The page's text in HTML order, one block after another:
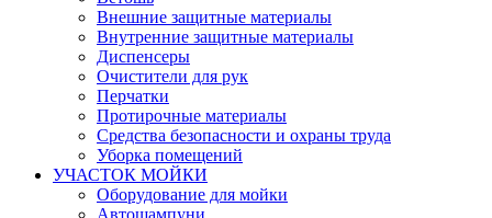
Внешние защитные материалы
Внутренние защитные материалы
Диспенсеры
Очистители для рук
Перчатки
Протирочные материалы
Средства безопасности и охраны труда
Уборка помещений
УЧАСТОК МОЙКИ
Оборудование для мойки
Автошампуни